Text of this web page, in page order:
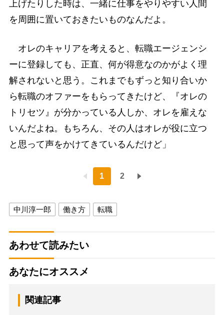
上げたりした時は、一緒に仕事をやりやすい人間
を周囲に置いておきたいものなんだよ。
オレのキャリアを考えると、転職エージェンシ
ーに登録しても、正直、何が得意なのかがよく理
解されないと思う。これまでもずっと知り合いか
ら転職のオファーをもらってきたけど、『オレの
トリセツ』が分かっている人しか、オレを雇えな
いんだよね。もちろん、その人はオレが役に立つ
と思って声をかけてきているんだけど」
1 2
中川淳一郎 働き方 転職
あわせて読みたい
あなたにオススメ
関連記事